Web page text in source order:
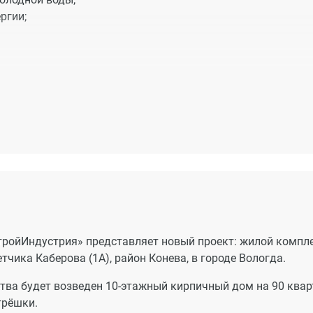
отопление, лифты, домофон).
с общегородским благодаря новой собственной
представляет новый проект: жилой
Каберова (1А), район Конева, в городе Вологда.
будет возведен 10-этажный кирпичный дом на 90